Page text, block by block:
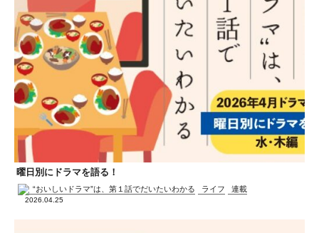
曜日別にドラマを語る！
“おいしいドラマ”は、第１話でだいたいわかる ライフ 連載
2026.04.25